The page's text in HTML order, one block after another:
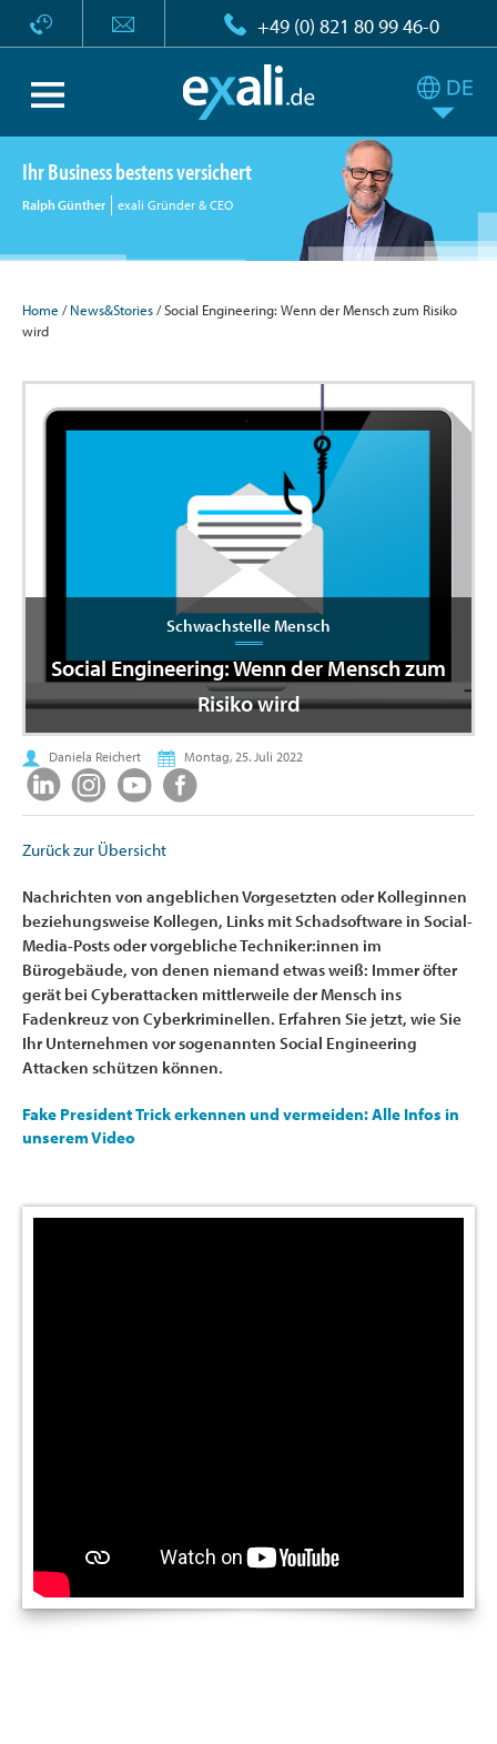
+49 (0) 821 80 99 46-0
Ihr Business bestens versichert
Ralph Günther exali Gründer & CEO
Home /News&Stories/ Social Engineering: Wenn der Mensch zum Risiko
wird
Schwachstelle Mensch
Social Engineering: Wenn der Mensch zum
Risiko wird
Daniela Reichert Montag, 25. Juli 2022
Zurück zur Übersicht
Nachrichten von angeblichen Vorgesetzten oder Kolleginnen
beziehungsweise Kollegen, Links mit Schadsoftware in Social-
Media-Posts oder vorgebliche Techniker:innen im
Bürogebäude, von denen niemand etwas weiß: Immer öfter
gerät bei Cyberattacken mittlerweile der Mensch ins
Fadenkreuz von Cyberkriminellen. Erfahren Sie jetzt, wie Sie
Ihr Unternehmen vor sogenannten Social Engineering
Attacken schützen können.
Fake President Trick erkennen und vermeiden: Alle Infos in
unserem Video